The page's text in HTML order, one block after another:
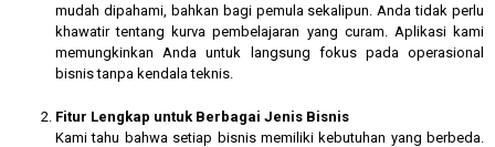
mudah dipahami, bahkan bagi pemula sekalipun. Anda tidak perlu
khawatir tentang kurva pembelajaran yang curam. Aplikasi kami
memungkinkan Anda untuk langsung fokus pada operasional
bisnis tanpa kendala teknis.
Fitur Lengkap untuk Berbagai Jenis Bisnis
Kami tahu bahwa setiap bisnis memiliki kebutuhan yang berbeda.